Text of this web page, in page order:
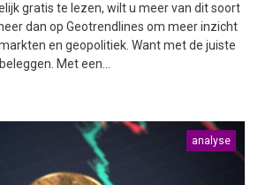
gratis te lezen, wilt u meer van dit soort
dan op Geotrendlines om meer inzicht
en geopolitiek. Want met de juiste
Met een...
analyse